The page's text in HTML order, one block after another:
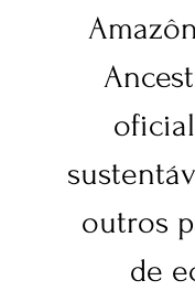
outros
de